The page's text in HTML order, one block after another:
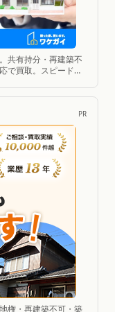
共有持分・再建築不
で買取。スピード査
PR
権・再建築不可・築